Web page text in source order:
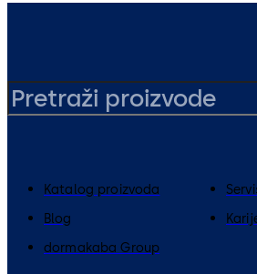
Katalog proizvoda
Blog
dormakaba Group